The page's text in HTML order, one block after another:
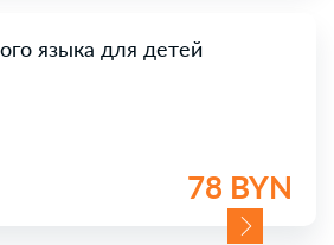
языка для детей
78 BYN